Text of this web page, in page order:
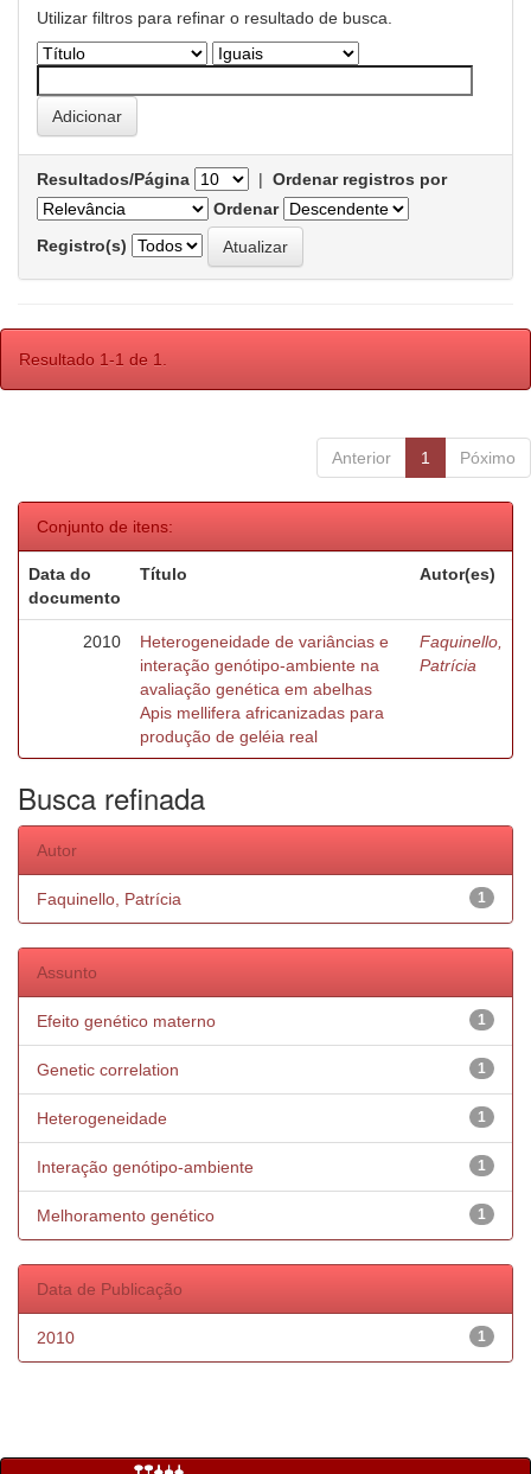
Utilizar filtros para refinar o resultado de busca.
Resultados/Página | Ordenar registros por
Ordenar
Registro(s)
Resultado 1-1 de 1.
Anterior 1 Póximo
Conjunto de itens:
Data do
documento
Título Autor(es)
2010
Heterogeneidade de variâncias e
interação genótipo-ambiente na
avaliação genética em abelhas
Apis mellifera africanizadas para
produção de geléia real
Faquinello,
Patrícia
Busca refinada
Autor
1
Faquinello, Patrícia
Assunto
1
Efeito genético materno
1
Genetic correlation
1
Heterogeneidade
1
Interação genótipo-ambiente
1
Melhoramento genético
Data de Publicação
1
2010